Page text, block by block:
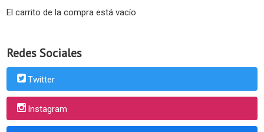
El carrito de la compra está vacío
Redes Sociales
Twitter
Instagram